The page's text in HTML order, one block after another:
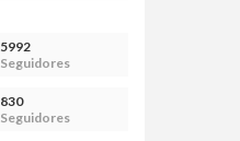
5992
Seguidores
830
Seguidores